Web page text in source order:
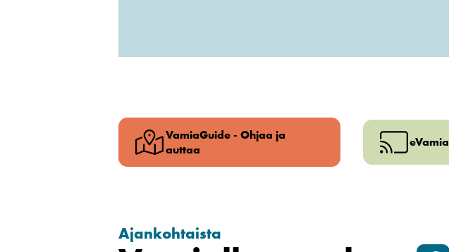
VamiaGuide - Ohjaa ja
auttaa
eVamia
Ajankohtaista